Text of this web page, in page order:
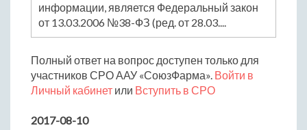
информации, является Федеральный закон
от 13.03.2006 №38-ФЗ (ред. от 28.03....
Полный ответ на вопрос доступен только для
участников СРО ААУ «СоюзФарма». Войти в
Личный кабинет или Вступить в СРО
2017-08-10